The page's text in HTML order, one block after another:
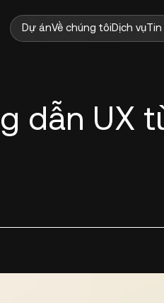
Dự ánVề chúng tôiDịch vụ
dẫn UX